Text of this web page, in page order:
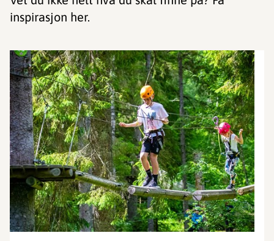
inspirasjon her.